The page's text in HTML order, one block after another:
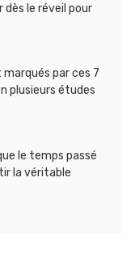
le réveil pour
par ces 7
plusieurs études
le temps passé
la véritable